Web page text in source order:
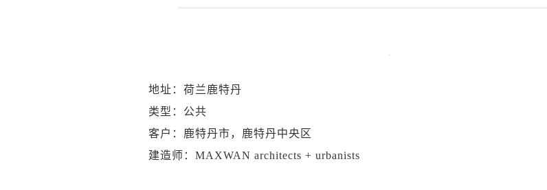
地址：荷兰鹿特丹
类型：公共
客户：鹿特丹市，鹿特丹中央区
建造师：MAXWAN architects + urbanists